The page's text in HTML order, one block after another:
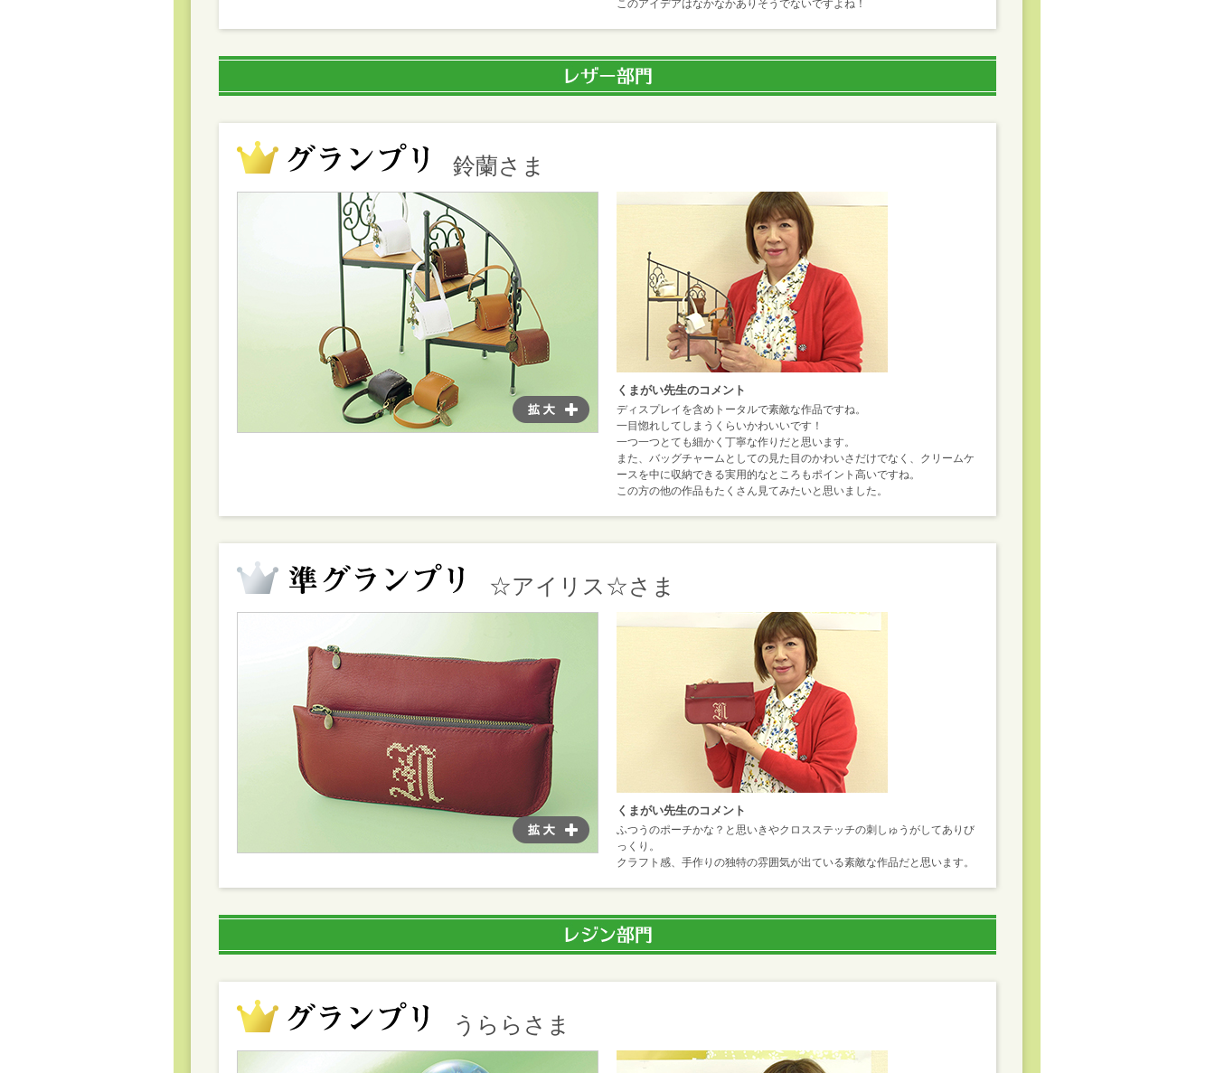
鈴蘭さま
くまがい先生のコメント
ディスプレイを含めトータルで素敵な作品ですね。
一目惚れしてしまうくらいかわいいです！
一つ一つとても細かく丁寧な作りだと思います。
また、バッグチャームとしての見た目のかわいさだけでなく、クリームケ
ースを中に収納できる実用的なところもポイント高いですね。
この方の他の作品もたくさん見てみたいと思いました。
☆アイリス☆さま
くまがい先生のコメント
ふつうのポーチかな？と思いきやクロスステッチの刺しゅうがしてありび
っくり。
クラフト感、手作りの独特の雰囲気が出ている素敵な作品だと思います。
うららさま